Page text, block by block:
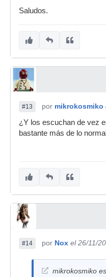
Saludos.
#13 por mikrokosmiko
¿Y los escuchan de vez
bastante más de lo
#14 por Nox el 26/11/
mikrokosmiko